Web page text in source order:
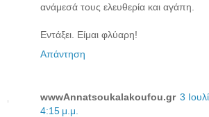
ανάμεσά τους ελευθερία και αγάπη.
Εντάξει. Είμαι φλύαρη!
Απάντηση
wwwAnnatsoukalakoufou.gr 3
4:15 μ.μ.